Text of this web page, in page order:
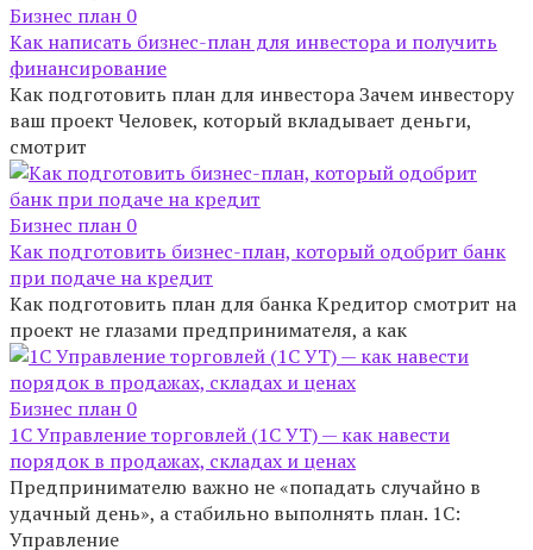
Бизнес план 0
Как написать бизнес-план для инвестора и получить
финансирование
Как подготовить план для инвестора Зачем инвестору
ваш проект Человек, который вкладывает деньги,
смотрит
Бизнес план 0
Как подготовить бизнес-план, который одобрит банк
при подаче на кредит
Как подготовить план для банка Кредитор смотрит на
проект не глазами предпринимателя, а как
Бизнес план 0
1С Управление торговлей (1С УТ) — как навести
порядок в продажах, складах и ценах
Предпринимателю важно не «попадать случайно в
удачный день», а стабильно выполнять план. 1С:
Управление